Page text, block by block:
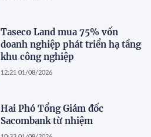
Taseco Land mua 75% vốn
doanh nghiệp phát triển hạ tầng
khu công nghiệp
12:21 01/08/2026
Hai Phó Tổng Giám đốc
Sacombank từ nhiệm